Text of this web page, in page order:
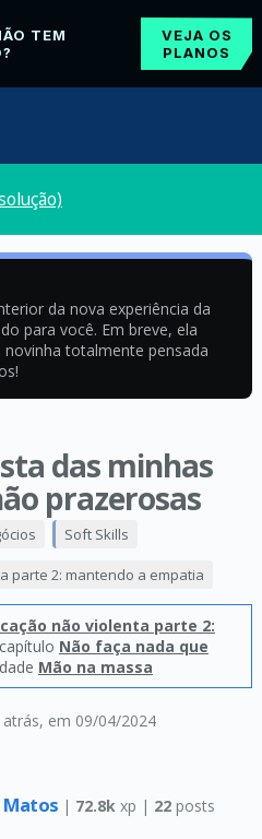
TEM
VEJA OS
PLANOS
da nova experiência da
para você. Em breve, ela
novinha totalmente pensada
das minhas
prazerosas
, em 09/04/2024
Soft Skills
parte 2: mantendo a empatia
não violenta parte 2:
Não faça nada que
Mão na massa
Matos | 72.8k xp | 22posts